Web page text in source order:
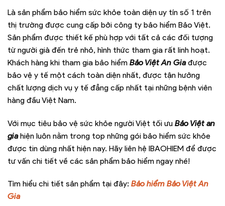
Là sản phẩm bảo hiểm sức khỏe toàn diện uy tín số 1 trên
thị trường được cung cấp bởi công ty bảo hiểm Bảo Việt.
Sản phẩm được thiết kế phù hợp với tất cả các đối tượng
từ người già đến trẻ nhỏ, hình thức tham gia rất linh hoạt.
Khách hàng khi tham gia bảo hiểm Bảo Việt An Giađược
bảo vệ y tế một cách toàn diện nhất, được tận hưởng
chất lượng dịch vụ y tế đẳng cấp nhất tại những bệnh viên
hàng đầu Việt Nam.
Với mục tiêu bảo vệ sức khỏe người Việt tối ưu Bảo Việt an
giahiện luôn nằm trong top những gói bảo hiểm sức khỏe
được tin dùng nhất hiện nay. Hãy liên hệ IBAOHIEM để được
tư vấn chi tiết về các sản phẩm bảo hiểm ngay nhé!
Tìm hiểu chi tiết sản phẩm tại đây: Bảo hiểm Bảo Việt An
Gia